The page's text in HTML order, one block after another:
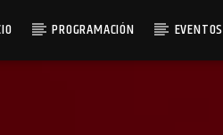
PROGRAMACIÓN EVENTOS